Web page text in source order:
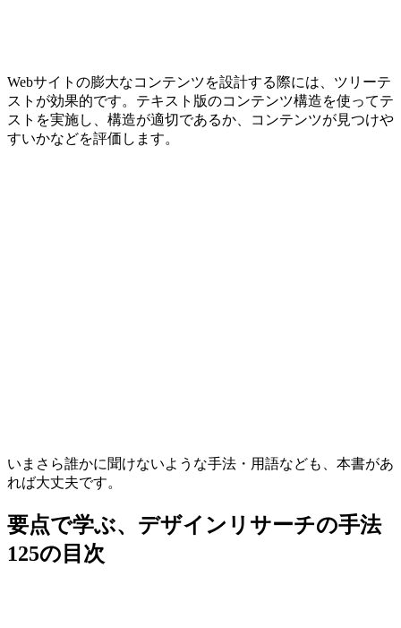
Webサイトの膨大なコンテンツを設計する際には、ツリーテ
ストが効果的です。テキスト版のコンテンツ構造を使ってテ
ストを実施し、構造が適切であるか、コンテンツが見つけや
すいかなどを評価します。
いまさら誰かに聞けないような手法・用語なども、本書があ
れば大丈夫です。
要点で学ぶ、デザインリサーチの手法
125の目次